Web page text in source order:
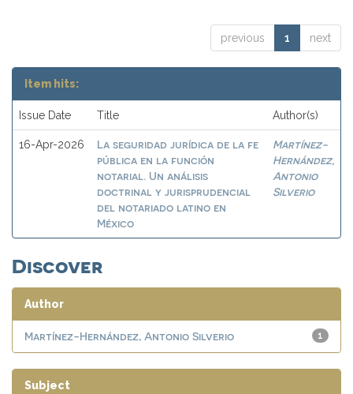
previous 1 next
Item hits:
Issue Date Title Author(s)
16-Apr-2026
La seguridad jurídica de la fe
pública en la función
notarial. Un análisis
doctrinal y jurisprudencial
del notariado latino en
México
Martínez-
Hernández,
Antonio
Silverio
Discover
Author
1
Martínez-Hernández, Antonio Silverio
Subject